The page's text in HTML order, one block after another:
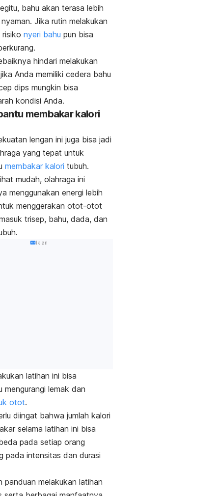
bahu akan terasa lebih
Jika rutin melakukan
risiko nyeri bahu pun bisa
hindari melakukan
Anda memiliki cedera bahu
dips mungkin bisa
kondisi Anda.
membakar kalori
lengan ini juga bisa jadi
yang tepat untuk
membakar kalori tubuh.
mudah, olahraga ini
menggunakan energi lebih
menggerakan otot-otot
trisep, bahu, dada, dan
Iklan
latihan ini bisa
mengurangi lemak dan
otot.
diingat bahwa jumlah kalori
selama latihan ini bisa
pada setiap orang
pada intensitas dan durasi
panduan melakukan latihan